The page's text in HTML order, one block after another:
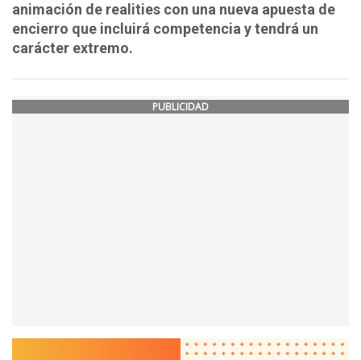
animación de realities con una nueva apuesta de
encierro que incluirá competencia y tendrá un
carácter extremo.
PUBLICIDAD